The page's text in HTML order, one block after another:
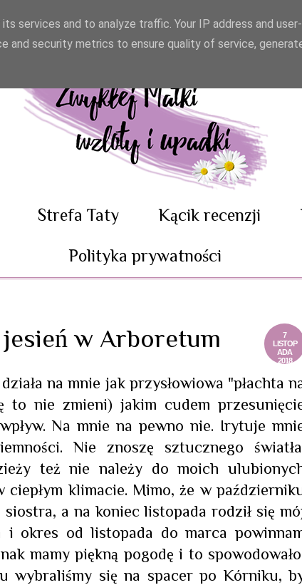
Strefa Taty Kącik recenzji
Polityka prywatności
7
LISTOP
ADA
2018
w Arboretum
na mnie jak przysłowiowa "płachta
nie zmieni) jakim cudem
Na mnie na pewno nie. Irytuje
Nie znoszę sztucznego
też nie należy do moich
klimacie. Mimo, że w
a na koniec listopada rodził się
okres od listopada do marca
mamy piękną pogodę i to
wybraliśmy się na spacer po Kórniku,
services and to analyze traffic. Your IP address and
and security metrics to ensure quality of service,